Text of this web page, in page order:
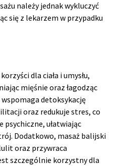
należy jednak wykluczyć
się z lekarzem w przypadku
dla ciała i umysłu,
mięśnie oraz łagodząc
detoksykację
oraz redukuje stres, co
psychiczne, ułatwiając
Dodatkowo, masaż balijski
oraz przywraca
szczególnie korzystny dla